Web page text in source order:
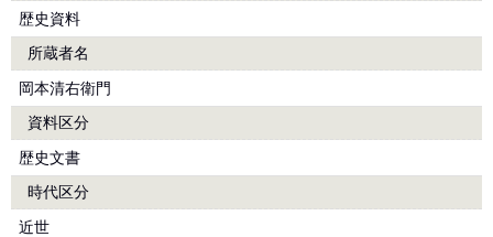
歴史資料
所蔵者名
岡本清右衛門
資料区分
歴史文書
時代区分
近世